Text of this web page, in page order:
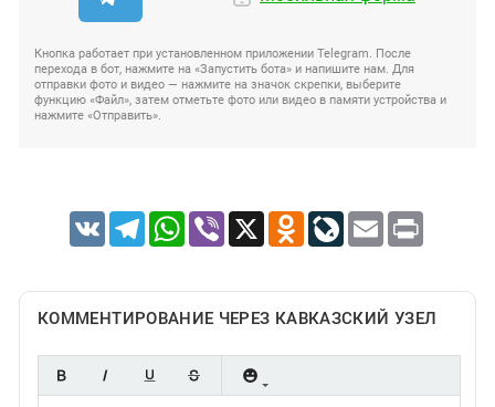
Кнопка работает при установленном приложении Telegram. После
перехода в бот, нажмите на «Запустить бота» и напишите нам. Для
отправки фото и видео — нажмите на значок скрепки, выберите
функцию «Файл», затем отметьте фото или видео в памяти устройства и
нажмите «Отправить».
VK TelegramWhatsApp
Viber X Odnoklassniki
LiveJournal
Email Print
КОММЕНТИРОВАНИЕ ЧЕРЕЗ КАВКАЗСКИЙ УЗЕЛ